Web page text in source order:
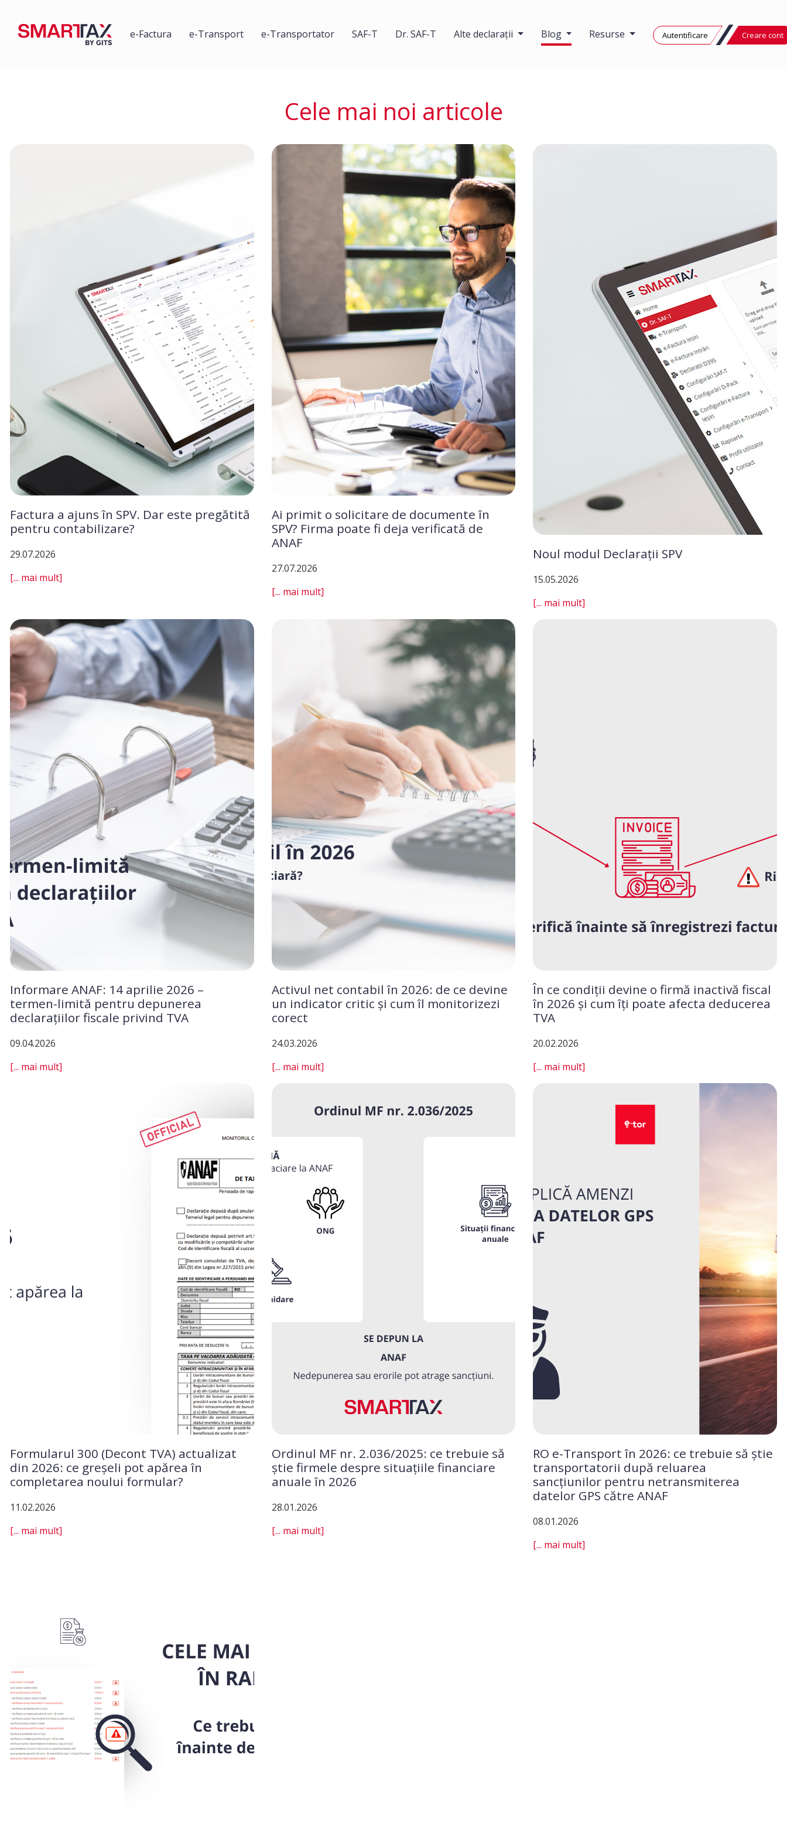
e-Factura e-Transport e-Transportator SAF-T Dr. SAF-T Alte declarații Blog Resurse Autentificare Creare cont
Cele mai noi articole
Factura a ajuns în SPV. Dar este pregătită
pentru contabilizare?
29.07.2026
[... mai mult]
Ai primit o solicitare de documente în
SPV? Firma poate fi deja verificată de
ANAF
27.07.2026
[... mai mult]
Noul modul Declarații SPV
15.05.2026
[... mai mult]
Informare ANAF: 14 aprilie 2026 –
termen-limită pentru depunerea
declarațiilor fiscale privind TVA
09.04.2026
[... mai mult]
Activul net contabil în 2026: de ce devine
un indicator critic și cum îl monitorizezi
corect
24.03.2026
[... mai mult]
În ce condiții devine o firmă inactivă fiscal
în 2026 și cum îți poate afecta deducerea
TVA
20.02.2026
[... mai mult]
Formularul 300 (Decont TVA) actualizat
din 2026: ce greșeli pot apărea în
completarea noului formular?
11.02.2026
[... mai mult]
Ordinul MF nr. 2.036/2025: ce trebuie să
știe firmele despre situațiile financiare
anuale în 2026
28.01.2026
[... mai mult]
RO e-Transport în 2026: ce trebuie să știe
transportatorii după reluarea
sancțiunilor pentru netransmiterea
datelor GPS către ANAF
08.01.2026
[... mai mult]